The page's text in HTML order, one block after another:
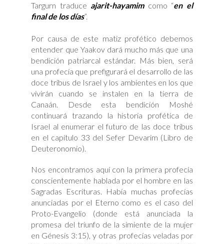
Targurn traduce ajarit-hayamimcomo “en el
final de los días”.
Por causa de este matiz profético debemos
entender que Yaakov dará mucho más que una
bendición patriarcal estándar. Más bien, será
una profecía que prefigurará el desarrollo de las
doce tribus de Israel y los ambientes en los que
vivirán cuando se instalen en la tierra de
Canaán. Desde esta bendición Moshé
continuará trazando la historia profética de
Israel al enumerar el futuro de las doce tribus
en el capítulo 33 del Sefer Devarim (Libro de
Deuteronomio).
Nos encontramos aquí con la primera profecía
conscientemente hablada por el hombre en las
Sagradas Escrituras. Había muchas profecías
anunciadas por el Eterno como es el caso del
Proto-Evangelio (donde está anunciada la
promesa del triunfo de la simiente de la mujer
en Génesis 3:15), y otras profecías veladas por